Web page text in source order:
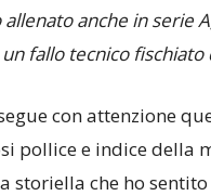
allenato anche in serie
fallo tecnico fischiato
con attenzione
pollice e indice della
storiella che ho sentito